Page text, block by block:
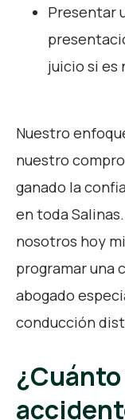
Presentar
juicio si es
Nuestro
nuestro
ganado la
en toda
nosotros hoy
programar una
abogado
conducción